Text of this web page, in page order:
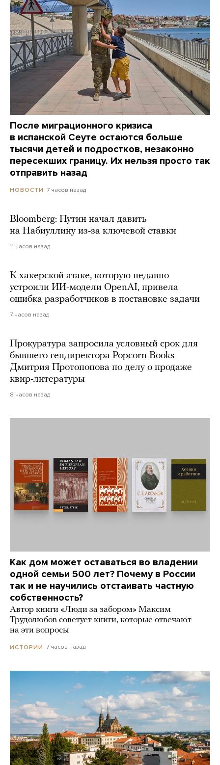
После миграционного кризиса
в испанской Сеуте остаются больше
тысячи детей и подростков, незаконно
пересекших границу. Их нельзя просто так
отправить назад
НОВОСТИ 7 часов назад
Bloomberg: Путин начал давить
на Набиуллину из-за ключевой ставки
11 часов назад
К хакерской атаке, которую недавно
устроили ИИ-модели OpenAI, привела
ошибка разработчиков в постановке задачи
7 часов назад
Прокуратура запросила условный срок для
бывшего гендиректора Popcorn Books
Дмитрия Протопопова по делу о продаже
квир-литературы
8 часов назад
Как дом может оставаться во владении
одной семьи 500 лет? Почему в России
так и не научились отстаивать частную
собственность?
Автор книги «Люди за забором» Максим
Трудолюбов советует книги, которые отвечают
на эти вопросы
ИСТОРИИ 7 часов назад